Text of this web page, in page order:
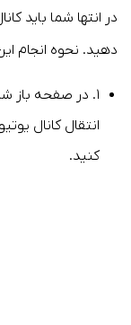
در انتها شما باید
دهید. نحوه انجام
۱. در صفحه باز
کنید.